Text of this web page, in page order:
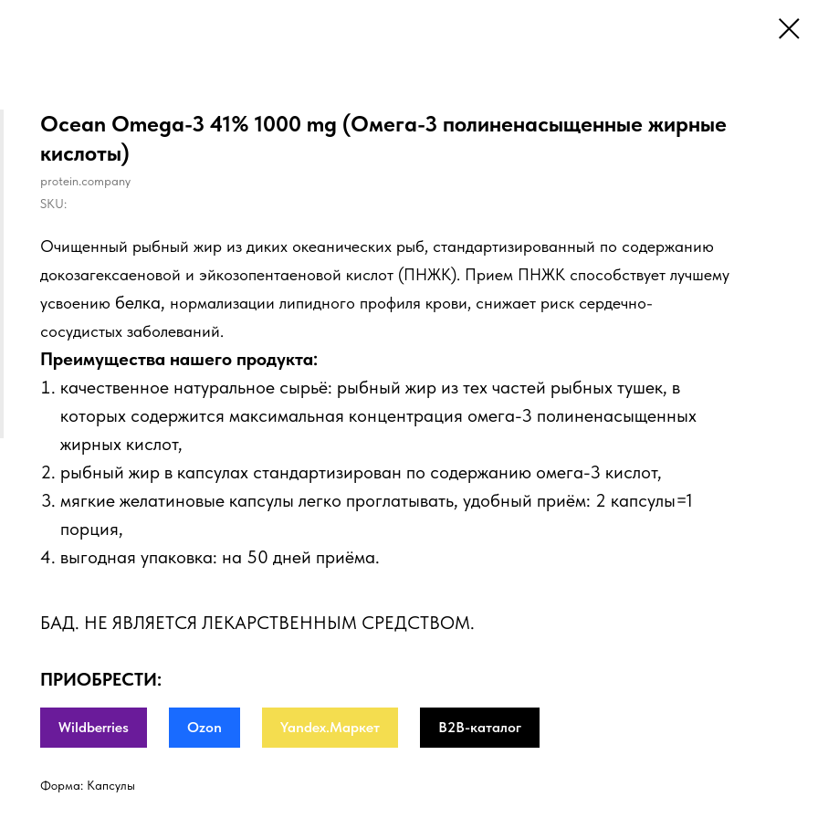
Ocean Omega-3 41% 1000 mg (Омега-3 полиненасыщенные жирные
кислоты)
protein.company
SKU:
Очищенный рыбный жир из диких океанических рыб, стандартизированный по содержанию
докозагексаеновой и эйкозопентаеновой кислот (ПНЖК). Прием ПНЖК способствует лучшему
усвоению белка, нормализации липидного профиля крови, снижает риск сердечно-
сосудистых заболеваний.
Преимущества нашего продукта:
качественное натуральное сырьё: рыбный жир из тех частей рыбных тушек, в
которых содержится максимальная концентрация омега-3 полиненасыщенных
жирных кислот,
рыбный жир в капсулах стандартизирован по содержанию омега-3 кислот,
мягкие желатиновые капсулы легко проглатывать, удобный приём: 2 капсулы=1
порция,
выгодная упаковка: на 50 дней приёма.
БАД. НЕ ЯВЛЯЕТСЯ ЛЕКАРСТВЕННЫМ СРЕДСТВОМ.
ПРИОБРЕСТИ:
Wildberries Ozon Yandex.Маркет B2B-каталог
Форма: Капсулы